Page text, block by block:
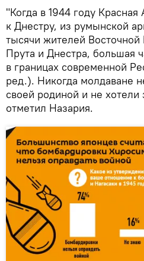
"Когда в 1944 году
к Днестру, из румынской
тысячи жителей
Прута и Днестра, большая
в границах современной
ред.). Никогда молдаване
своей родиной и не хотели
отметил Назария.